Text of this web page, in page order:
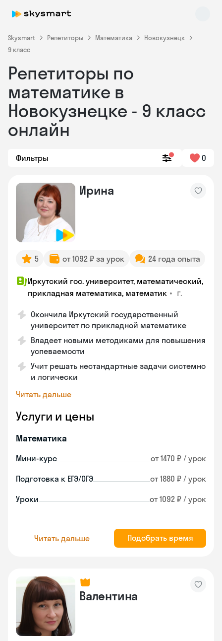
Skysmart Репетиторы Математика
Новокузнецк
9 класс
Репетиторы по
математике в
Новокузнецке - 9 класс
онлайн
Фильтры 0
Ирина
5 от 1092 ₽ за урок 24 года опыта
Иркутский гос. университет, математический,
прикладная математика, математик • г.
Окончила Иркутский государственный
университет по прикладной математике
Владеет новыми методиками для повышения
успеваемости
Учит решать нестандартные задачи системно
и логически
Читать дальше
Услуги и цены
Математика
Мини-курс от 1470 ₽ / урок
Подготовка к ЕГЭ/ОГЭ от 1880 ₽ / урок
Уроки от 1092 ₽ / урок
Читать дальше Подобрать время
Валентина
Skysmart Chat